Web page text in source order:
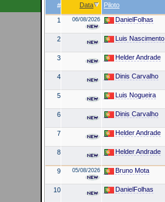
# Data Piloto
1 06/08/2026 DanielFolhas
2 Luis Nascimento
3 Helder Andrade
4 Dinis Carvalho
5 Luis Nogueira
6 Dinis Carvalho
7 Helder Andrade
8 Helder Andrade
9 05/08/2026 Bruno Mota
10 DanielFolhas